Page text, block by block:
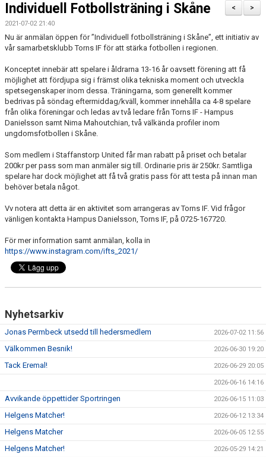
DOMARINFORMATION
MEDLEMSAVGIFTER
DOKUMENT
KLÄDPROFIL
LEDARINFORMATION
KONTAKT/KANSLI
OM SUFC
>
<
Individuell Fotbollsträning i Skåne
2021-07-02 21:40
Nu är anmälan öppen för ”Individuell fotbollsträning i Skåne”, ett initiativ av
vår samarbetsklubb Torns IF för att stärka fotbollen i regionen.
Konceptet innebär att spelare i åldrarna 13-16 år oavsett förening att få
möjlighet att fördjupa sig i främst olika tekniska moment och utveckla
spetsegenskaper inom dessa. Träningarna, som generellt kommer
bedrivas på söndag eftermiddag/kväll, kommer innehålla ca 4-8 spelare
från olika föreningar och ledas av två ledare från Torns IF - Hampus
Danielsson samt Nima Mahoutchian, två välkända profiler inom
ungdomsfotbollen i Skåne.
Som medlem i Staffanstorp United får man rabatt på priset och betalar
200kr per pass som man anmäler sig till. Ordinarie pris är 250kr. Samtliga
spelare har dock möjlighet att få två gratis pass för att testa på innan man
behöver betala något.
Vv notera att detta är en aktivitet som arrangeras av Torns IF. Vid frågor
vänligen kontakta Hampus Danielsson, Torns IF, på 0725-167720.
För mer information samt anmälan, kolla in
https://www.instagram.com/ifts_2021/
Nyhetsarkiv
Jonas Permbeck utsedd till hedersmedlem 2026-07-02 11:56
Välkommen Besnik! 2026-06-30 19:20
Tack Eremal! 2026-06-29 20:05
2026-06-16 14:16
Avvikande öppettider Sportringen 2026-06-15 11:03
Helgens Matcher! 2026-06-12 13:34
Helgens Matcher 2026-06-05 12:55
Helgens Matcher! 2026-05-29 14:21